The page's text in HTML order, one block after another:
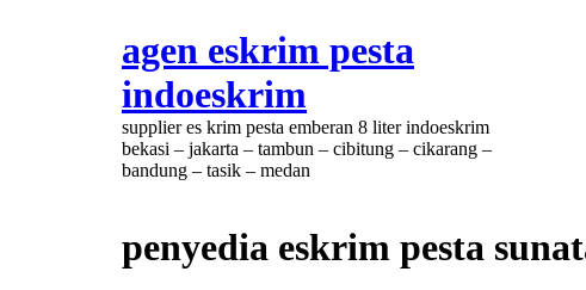
agen eskrim pesta
indoeskrim
supplier es krim pesta emberan 8 liter indoeskrim
bekasi – jakarta – tambun – cibitung – cikarang –
bandung – tasik – medan
penyedia eskrim pesta